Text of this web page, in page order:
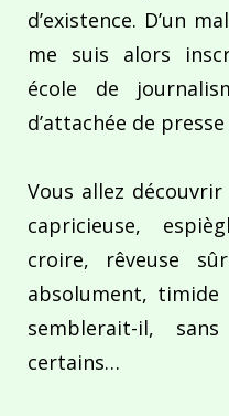
d’existence. D’un
me suis alors
école de
d’attachée de
Vous allez
capricieuse,
croire, rêveuse
absolument, timide
semblerait-il,
certains…